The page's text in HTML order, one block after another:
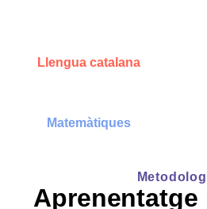
Llengua catalana
Matemàtiques
Aprenentatge